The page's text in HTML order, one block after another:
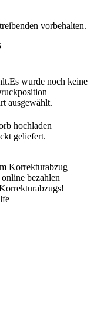
vorbehalten.
Es wurde noch keine
ausgewählt.
hochladen
geliefert.
Korrekturabzug
bezahlen